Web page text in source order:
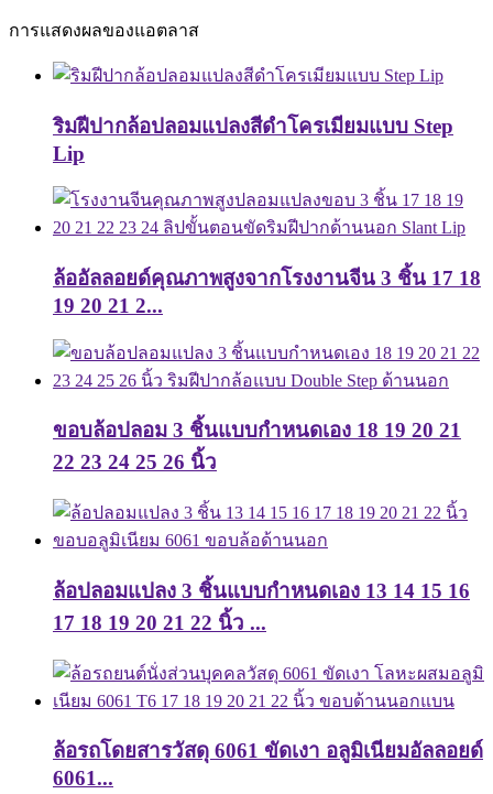
การแสดงผลของแอตลาส
ริมฝีปากล้อปลอมแปลงสีดำโครเมียมแบบ Step
Lip
ล้ออัลลอยด์คุณภาพสูงจากโรงงานจีน 3 ชิ้น 17 18
19 20 21 2...
ขอบล้อปลอม 3 ชิ้นแบบกำหนดเอง 18 19 20 21
22 23 24 25 26 นิ้ว
ล้อปลอมแปลง 3 ชิ้นแบบกำหนดเอง 13 14 15 16
17 18 19 20 21 22 นิ้ว ...
ล้อรถโดยสารวัสดุ 6061 ขัดเงา อลูมิเนียมอัลลอยด์
6061...